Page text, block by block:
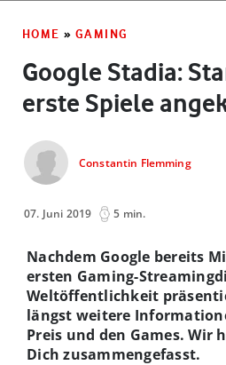
HOME » GAMING
Google Stadia:
erste Spiele
Constantin Flemming
07. Juni 2019 5 min.
Nachdem Google bereits
ersten Gaming-
Weltöffentlichkeit
längst weitere
Preis und den Games. Wir
Dich zusammengefasst.